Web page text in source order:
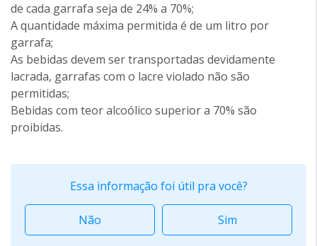
de cada garrafa seja de 24% a 70%;
A quantidade máxima permitida é de um litro por
garrafa;
As bebidas devem ser transportadas devidamente
lacrada, garrafas com o lacre violado não são
permitidas;
Bebidas com teor alcoólico superior a 70% são
proibidas.
Essa informação foi útil pra você?
Não Sim